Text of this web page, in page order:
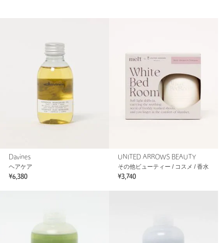
Davines
ヘアケア
¥6,380
UNITED ARROWS BEAUTY
その他ビューティー / コスメ / 香水
¥3,740